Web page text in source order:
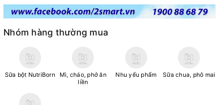
Nhóm hàng thường mua
Sữa bột NutriBorn
Mì, cháo, phở ăn
liền
Nhu yếu phẩm Sữa chua, phô mai